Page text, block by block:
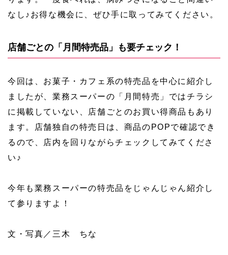
なし♪お得な機会に、ぜひ手に取ってみてください。
店舗ごとの「月間特売品」も要チェック！
今回は、お菓子・カフェ系の特売品を中心に紹介し
ましたが、業務スーパーの「月間特売」ではチラシ
に掲載していない、店舗ごとのお買い得商品もあり
ます。店舗独自の特売日は、商品のPOPで確認でき
るので、店内を回りながらチェックしてみてくださ
い♪
今年も業務スーパーの特売品をじゃんじゃん紹介し
て参りますよ！
文・写真／三木 ちな